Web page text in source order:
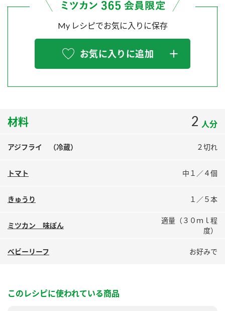
炊き込みご飯の素 米飯用調味液
PIN印
スペシャルサイト
お酢を知ろう！
ぽん酢サワー
ミツカンのCM
ZENB initiative
MIM（ミツカンミュージアム）
各部門が大切にしていること
販売終了製品のご案内
よくあるご質問
地図から取り扱い店舗を探す
検索
My レシピでお気に入りに保存
お気に入りに追加
材料 2 人分
アジフライ （冷蔵） ２切れ
トマト 中１／４個
きゅうり １／５本
ミツカン 味ぽん
適量（３０ｍｌ程
度）
ベビーリーフ お好みで
このレシピに使われている商品